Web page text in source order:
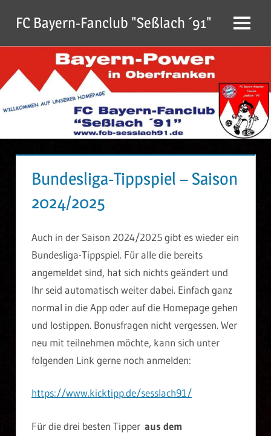
Inhalt
springen
FC Bayern-Fanclub "Seßlach ´91" Menu
Bundesliga-Tippspiel – Saison
2024/2025
Auch in der Saison 2024/2025 gibt es wieder ein
Bundesliga-Tippspiel. Für alle die bereits
angemeldet sind, hat sich nichts geändert und
Ihr seid automatisch weiter dabei. Einfach ganz
normal in die App oder auf die Homepage gehen
und lostippen. Bonusfragen nicht vergessen. Wer
neu mit teilnehmen möchte, kann sich unter
folgenden Link gerne noch anmelden:
https://www.kicktipp.de/sesslach91/
Für die drei besten Tipper aus dem